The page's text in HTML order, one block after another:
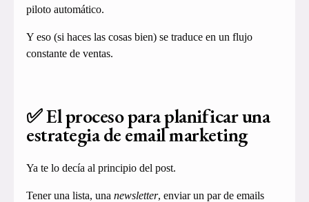
piloto automático.
Y eso (si haces las cosas bien) se traduce en un flujo
constante de ventas.
✅ El proceso para planificar una
estrategia de email marketing
Ya te lo decía al principio del post.
Tener una lista, una newsletter, enviar un par de emails